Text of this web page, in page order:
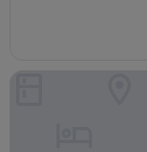
The Z Hotel Holborn